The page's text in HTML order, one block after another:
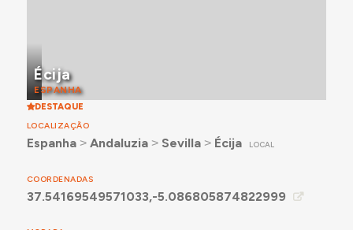
Écija
ESPANHA
DESTAQUE
LOCALIZAÇÃO
Espanha˃ Andaluzia˃ Sevilla˃ Écija LOCAL
COORDENADAS
37.54169549571033,-5.086805874822999